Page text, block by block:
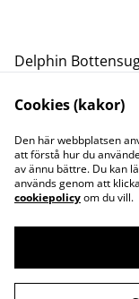
Delphin
sidoborstar
329,00 kr
Cookies (kakor)
Den här webbplatsen
att förstå hur du
av ännu bättre. Du kan
används genom att
cookiepolicyom du vill.